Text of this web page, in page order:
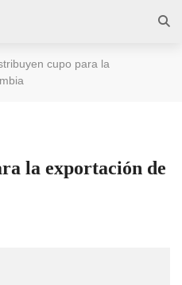
cupo para la
la exportación de